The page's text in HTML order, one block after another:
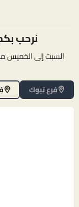
نرحب
فرع تبوك